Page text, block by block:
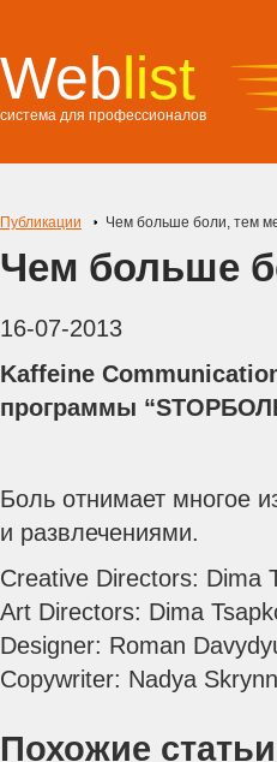
Weblist
система для профессионалов
Публикации Чем больше боли, тем
Чем больше
16-07-2013
Kaffeine
программы
Боль отнимает многое
и развлечениями.
Creative Directors: Dima
Art Directors: Dima
Designer: Roman
Copywriter: Nadya
Похожие